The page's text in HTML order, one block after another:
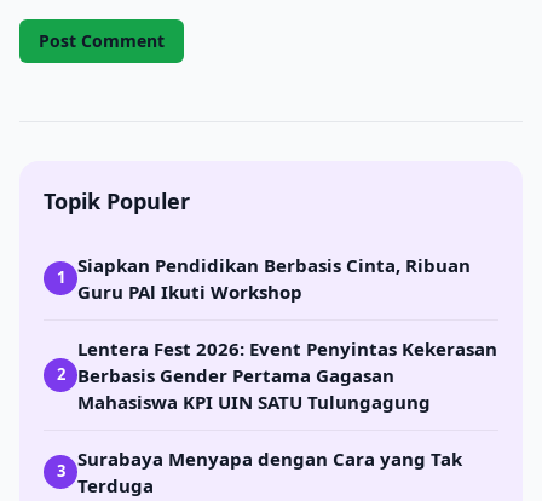
Topik Populer
1
Siapkan Pendidikan Berbasis Cinta, Ribuan
Guru PAl Ikuti Workshop
2
Lentera Fest 2026: Event Penyintas Kekerasan
Berbasis Gender Pertama Gagasan
Mahasiswa KPI UIN SATU Tulungagung
3
Surabaya Menyapa dengan Cara yang Tak
Terduga